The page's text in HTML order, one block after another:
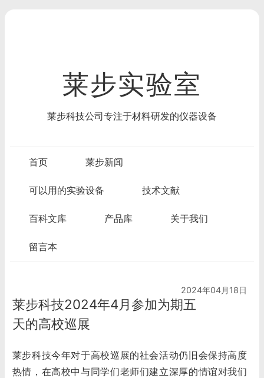
莱步实验室
莱步科技公司专注于材料研发的仪器设备
首页 莱步新闻
可以用的实验设备 技术文献
百科文库 产品库 关于我们
留言本
2024年04月18日
莱步科技2024年4月参加为期五
天的高校巡展
莱步科技今年对于高校巡展的社会活动仍旧会保持高度
热情， 在高校中与同学们老师们建立深厚的情谊对我们